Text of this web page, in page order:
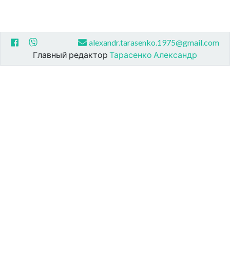
alexandr.tarasenko.1975@gmail.com
Главный редактор Тарасенко Александр